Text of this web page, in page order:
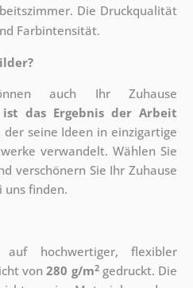
Die Druckqualität
Farbintensität.
auch Ihr Zuhause
ist das Ergebnis der Arbeit
der seine Ideen in einzigartige
verwandelt. Wählen Sie
verschönern Sie Ihr Zuhause
uns finden.
hochwertiger, flexibler
von280 g/m2gedruckt. Die